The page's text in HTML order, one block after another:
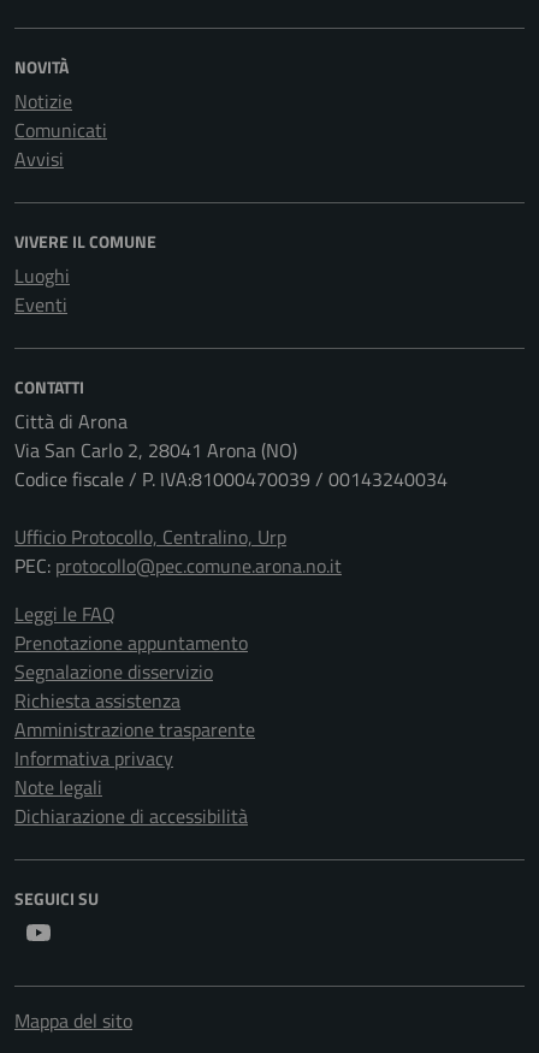
NOVITÀ
Notizie
Comunicati
Avvisi
VIVERE IL COMUNE
Luoghi
Eventi
CONTATTI
Città di Arona
Via San Carlo 2, 28041 Arona (NO)
Codice fiscale / P. IVA:81000470039 / 00143240034
Ufficio Protocollo, Centralino, Urp
PEC: protocollo@pec.comune.arona.no.it
Leggi le FAQ
Prenotazione appuntamento
Segnalazione disservizio
Richiesta assistenza
Amministrazione trasparente
Informativa privacy
Note legali
Dichiarazione di accessibilità
SEGUICI SU
Mappa del sito